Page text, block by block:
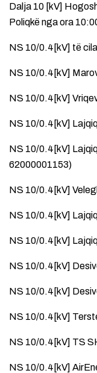
Dalja 10 [kV]
Poliqkë nga ora
NS 10/0.4[kV] të
NS 10/0.4[kV]
NS 10/0.4[kV]
NS 10/0.4[kV]
NS 10/0.4[kV]
62000001153)
NS 10/0.4[kV]
NS 10/0.4[kV]
NS 10/0.4[kV]
NS 10/0.4[kV]
NS 10/0.4[kV]
NS 10/0.4[kV]
NS 10/0.4[kV] TS
NS 10/0.4[kV]